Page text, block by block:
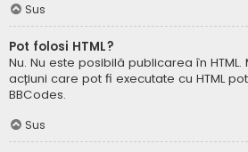
Sus
Pot folosi HTML?
Nu. Nu este posibilă publicarea în
acțiuni care pot fi executate cu HTML
BBCodes.
Sus